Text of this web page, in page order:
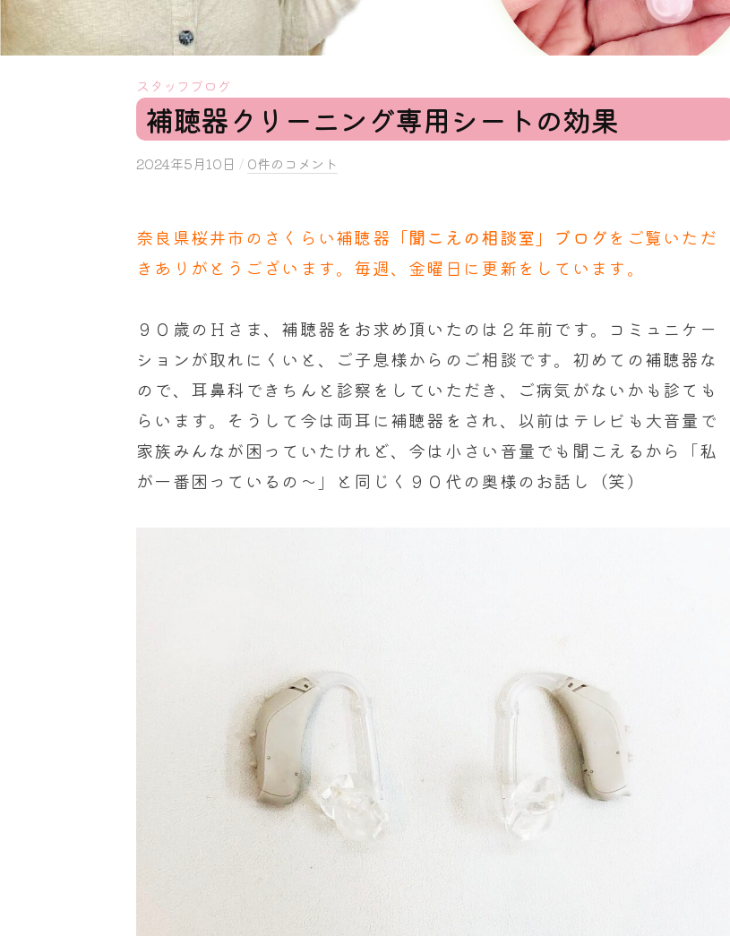
スタッフブログ
補聴器クリーニング専用シートの効果
2024年5月10日 b
a
a
/ 0件のコメント
奈良県桜井市のさくらい補聴器 「聞こえの相談室」ブログをご覧いただ
きありがとうございます。毎週、金曜日に更新をしています。
９０歳のＨさま、補聴器をお求め頂いたのは２年前です。コミュニケー
ションが取れにくいと、ご子息様からのご相談です。初めての補聴器な
ので、耳鼻科できちんと診察をしていただき、ご病気がないかも診ても
らいます。そうして今は両耳に補聴器をされ、以前はテレビも大音量で
家族みんなが困っていたけれど、今は小さい音量でも聞こえるから「私
が一番困っているの～」と同じく９０代の奥様のお話し（笑）